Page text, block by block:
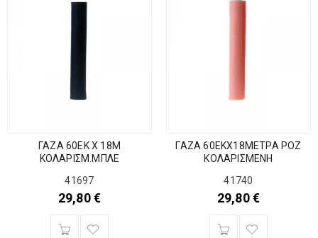
ΓΑΖΑ 60ΕΚ Χ 18Μ
ΚΟΛΑΡΙΣΜ.ΜΠΛΕ
41697
29,80€
ΓΑΖΑ 60ΕΚΧ18ΜΕΤΡΑ ΡΟΖ
ΚΟΛΑΡΙΣΜΕΝΗ
41740
29,80€